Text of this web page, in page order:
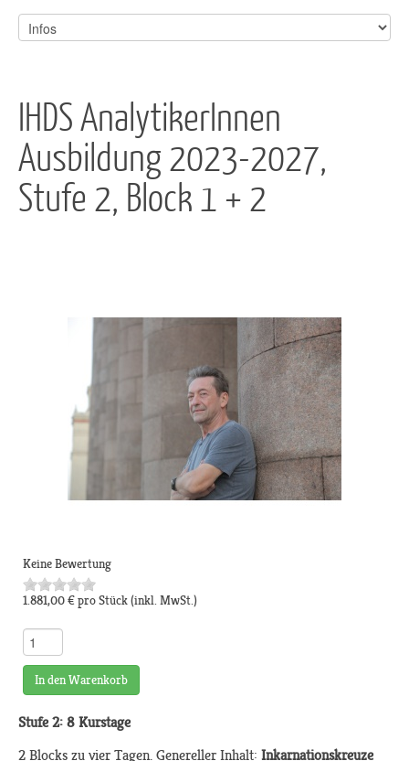
IHDS AnalytikerInnen
Ausbildung 2023-2027,
Stufe 2, Block 1 + 2
Keine Bewertung
1.881,00 €pro Stück(inkl. MwSt.)
In den Warenkorb
Stufe 2: 8 Kurstage
2 Blocks zu vier Tagen. Genereller Inhalt: Inkarnationskreuze